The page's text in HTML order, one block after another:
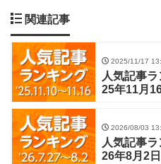
関連記事
2025/11/17
人気記事
25年11月16
2026/08/03
人気記事
26年8月2日